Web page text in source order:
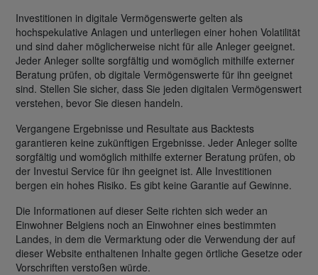
Investitionen in digitale Vermögenswerte gelten als
hochspekulative Anlagen und unterliegen einer hohen Volatilität
und sind daher möglicherweise nicht für alle Anleger geeignet.
Jeder Anleger sollte sorgfältig und womöglich mithilfe externer
Beratung prüfen, ob digitale Vermögenswerte für ihn geeignet
sind. Stellen Sie sicher, dass Sie jeden digitalen Vermögenswert
verstehen, bevor Sie diesen handeln.
Vergangene Ergebnisse und Resultate aus Backtests
garantieren keine zukünftigen Ergebnisse. Jeder Anleger sollte
sorgfältig und womöglich mithilfe externer Beratung prüfen, ob
der Investui Service für ihn geeignet ist. Alle Investitionen
bergen ein hohes Risiko. Es gibt keine Garantie auf Gewinne.
Die Informationen auf dieser Seite richten sich weder an
Einwohner Belgiens noch an Einwohner eines bestimmten
Landes, in dem die Vermarktung oder die Verwendung der auf
dieser Website enthaltenen Inhalte gegen örtliche Gesetze oder
Vorschriften verstoßen würde.